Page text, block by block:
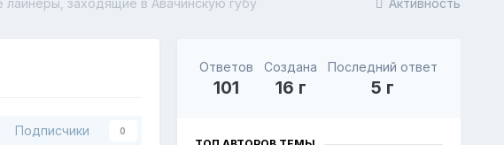
Активность
лайнеры, заходящие в Авачинскую губу
Подписчики 0
Ответов
101
Создана
16 г
Последний ответ
5 г